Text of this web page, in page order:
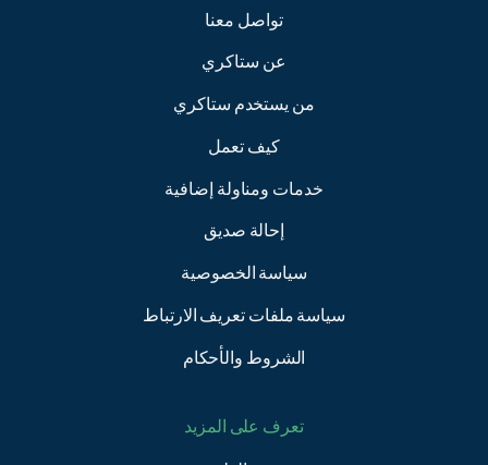
تواصل معنا
عن ستاكري
من يستخدم ستاكري
كيف تعمل
خدمات ومناولة إضافية
إحالة صديق
سياسة الخصوصية
سياسة ملفات تعريف الارتباط
الشروط والأحكام
تعرف على المزيد